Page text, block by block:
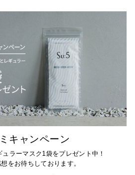
キャンペーン
ラーマスク1袋をプレゼント中！
をお待ちしております。